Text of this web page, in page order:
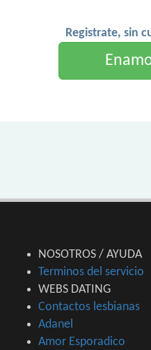
Registrate, sin
NOSOTROS / AYUDA
Terminos del servicio
WEBS DATING
Contactos lesbianas
Adanel
Amor Esporadico